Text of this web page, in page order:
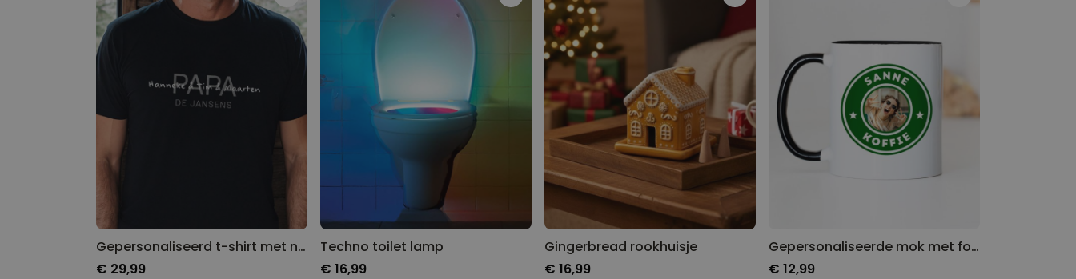
Gepersonaliseerd t-shirt met naam
€ 29,99
Techno toilet lamp
€ 16,99
Gingerbread rookhuisje
€ 16,99
Gepersonaliseerde mok met foto en naam
€ 12,99